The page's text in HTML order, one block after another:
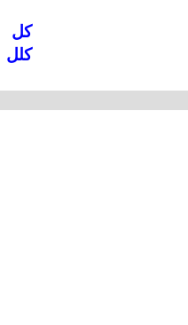
كل
كلل